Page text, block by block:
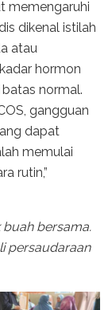
memengaruhi
dikenal istilah
atau
hormon
normal.
gangguan
dapat
memulai
rutin,”
bersama.
persaudaraan